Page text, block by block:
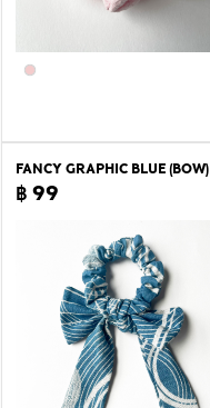
FANCY GRAPHIC BLUE (BOW)
฿ 99